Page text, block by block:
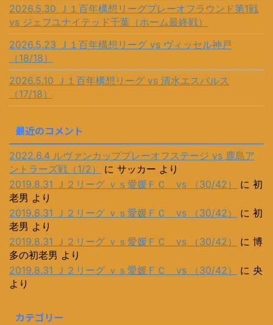
2026.5.30 Ｊ１百年構想リーグプレーオフラウンド第1戦
vs ジェフユナイテッド千葉（ホーム最終戦）
2026.5.23 Ｊ１百年構想リーグ vs ヴィッセル神戸
（18/18）
2026.5.10 Ｊ１百年構想リーグ vs 清水エスパルス
（17/18）
最近のコメント
2022.6.4 ルヴァンカッププレーオフステージ vs 鹿島ア
ントラーズ戦（1/2）
に サッカー より
2019.8.31 Ｊ２リーグ ｖｓ愛媛ＦＣ vs （30/42）
に 初
老男 より
2019.8.31 Ｊ２リーグ ｖｓ愛媛ＦＣ vs （30/42）
に 初
老男 より
2019.8.31 Ｊ２リーグ ｖｓ愛媛ＦＣ vs （30/42）
に 博
多の初老男 より
2019.8.31 Ｊ２リーグ ｖｓ愛媛ＦＣ vs （30/42）
に 央
より
カテゴリー